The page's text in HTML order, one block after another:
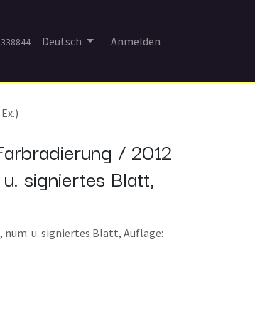
Deutsch Anmelden
/ 2012
signiertes Blatt,
num. u. signiertes Blatt, Auflage: